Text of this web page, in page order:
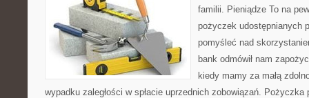
familii. Pieniądze To na
pożyczek udostępnianych
pomyśleć nad
bank odmówił nam
kiedy mamy za małą
wypadku zaległości w spłacie uprzednich zobowiązań.